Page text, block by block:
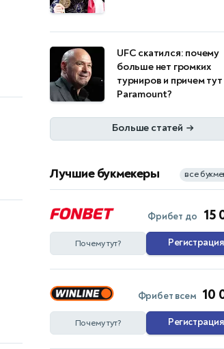
UFC скатился: почему
больше нет громких
турниров и причем тут
Paramount?
Больше статей →
Лучшие букмекеры все
Фрибет до 15
Почему тут? Регистрация
Фрибет всем 10
Почему тут? Регистрация